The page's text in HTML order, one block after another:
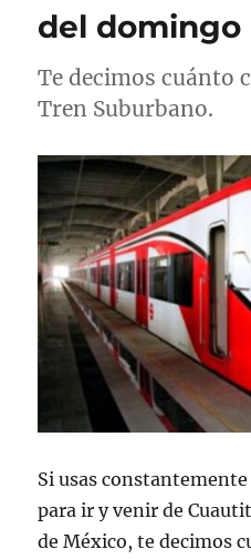
del domingo
Te decimos cuánto
Tren Suburbano.
Si usas
para ir y venir de
de México, te decimos